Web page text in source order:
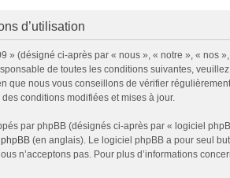
d’utilisation
» (désigné ci-après par « nous », « notre », « nos
de toutes les conditions suivantes,
que nous vous conseillons de vérifier
conditions modifiées et mises à jour.
par phpBB (désignés ci-après par « logiciel
(en anglais). Le logiciel phpBB a pour seul
n’acceptons pas. Pour plus d’informations